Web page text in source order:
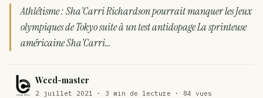
Recette : Préparation du beurre de Marrakech RECETTE
Comment éviter un joint de partir en cuillère
contre les maux de dos…
Athlétisme : Sha’Carri Richardson pourrait manquer les Jeux
olympiques de Tokyo suite à un test antidopage La sprinteuse
américaine Sha’Carri…
Weed-master
2 juillet 2021 · 3 min de lecture · 84 vues